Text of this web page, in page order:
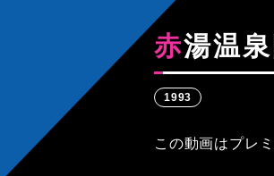
赤湯温
1993
この動画はプレ